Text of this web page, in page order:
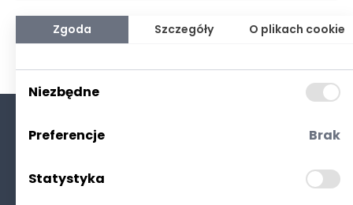
zwrócić uwagę na różne rodzaje łóżek, a także ich dodatkowe
funkcje, co pozwoli zaoszczędzić cenną przestrzeń i
jednocześnie zapewnić właściwy poziom komfortu dla
Polityka prywatności
Zgoda Szczegóły O plikach cookie
Niezbędne
Preferencje Brak
Statystyka